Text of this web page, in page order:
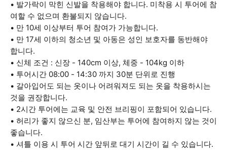
• 발가락이 막힌 신발을 착용해야 합니다. 미착용 시 투어에 참
여할 수 없으며 환불되지 않습니다.
• 만 10세 이상부터 투어 참여가 가능합니다.
• 만 17세 이하의 청소년 및 아동은 성인 보호자를 동반해야
합니다.
• 신체 조건 : 신장 - 140cm 이상, 체중 - 104kg 이하
• 투어시간 08:00 - 14:30 까지 30분 단위로 진행
• 갈아입어도 되는 옷이나 어려워져도 되는 옷을 착용하시는
것을 권장합니다.
• 2시간 투어에는 교육 및 안전 브리핑이 포함되어 있습니다.
• 허리가 좋지 않으신 분, 임산부는 투어에 참여하지 않는 것이
좋습니다.
• 셔틀 이용 시 투어 시간 앞뒤로 대기 시간이 길 수 있습니다.